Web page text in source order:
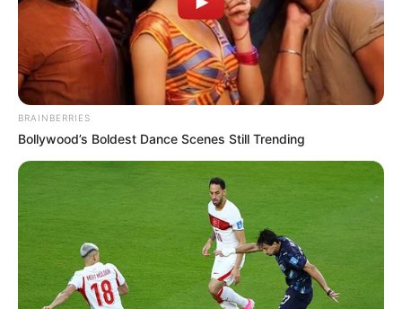
BRAINBERRIES
Bollywood’s Boldest Dance Scenes Still Trending